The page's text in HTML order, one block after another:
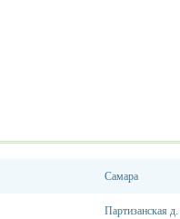
Самара
Партизанская